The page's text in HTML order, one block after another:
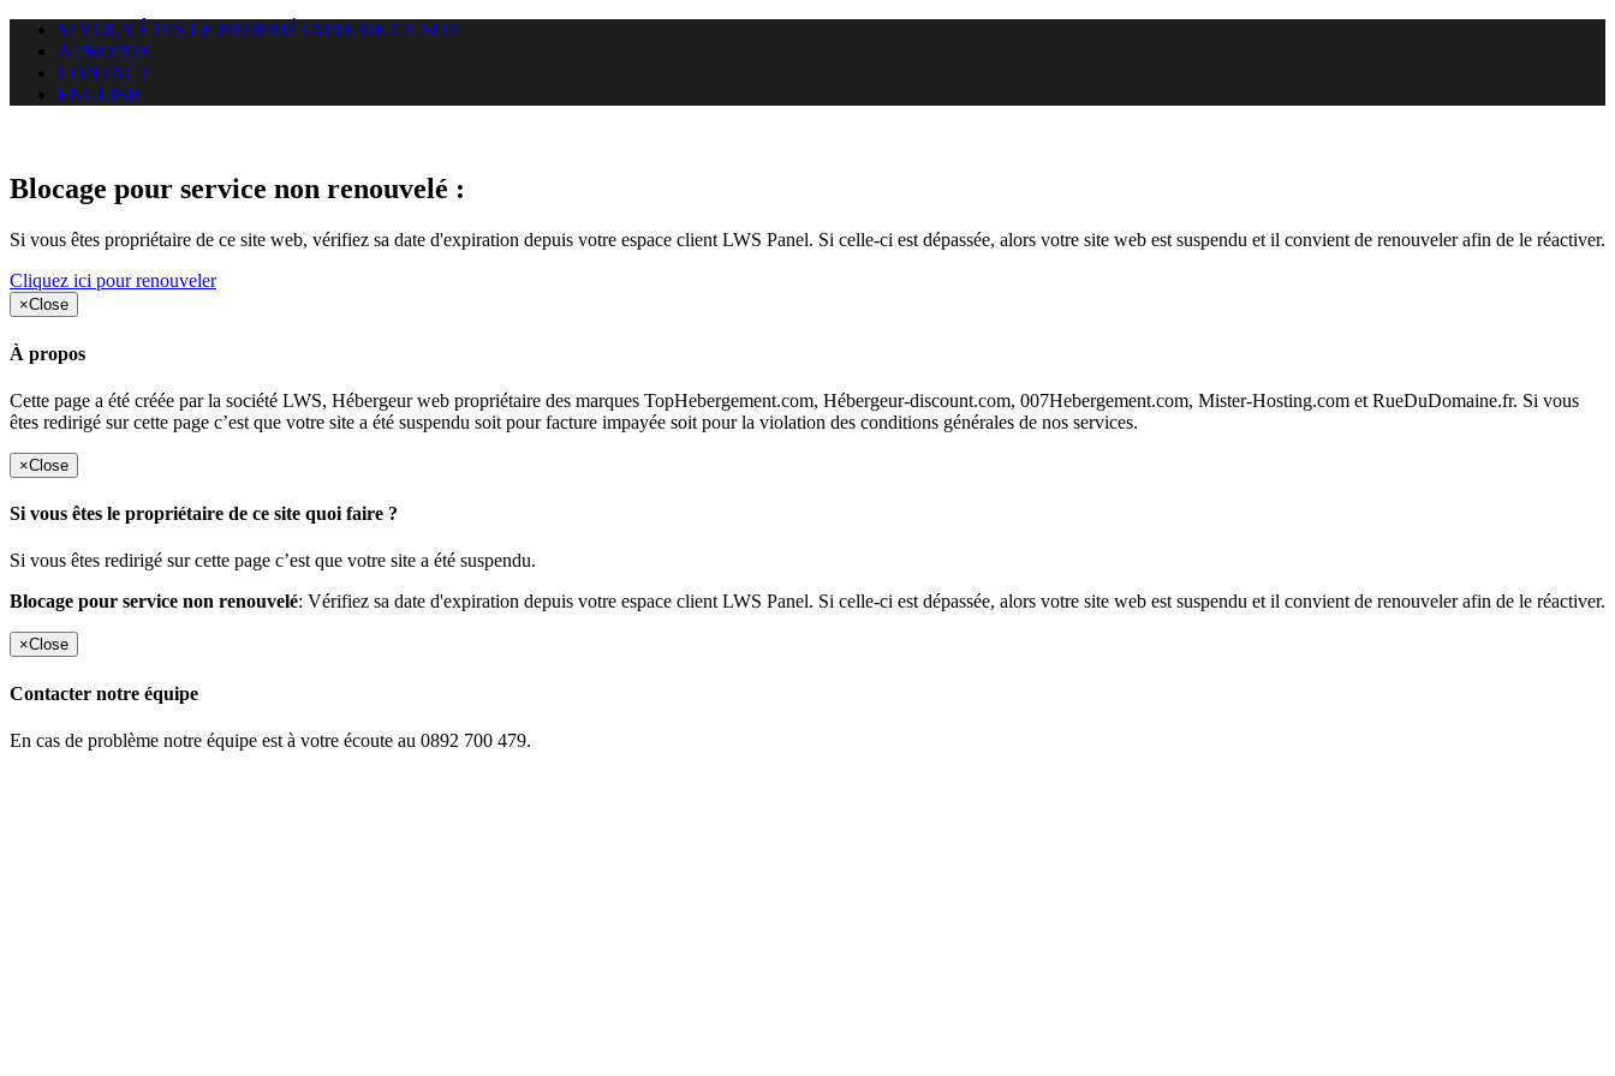
SI VOUS ÊTES LE PROPRIÉTAIRE DE CE SITE
A PROPOS
CONTACT
ENGLISH
Blocage pour service non renouvelé :
Si vous êtes propriétaire de ce site web, vérifiez sa date d'expiration depuis votre espace client LWS Panel. Si celle-ci est dépassée, alors votre site web est suspendu et il convient de renouveler afin de le réactiver.
Cliquez ici pour renouveler
×Close
À propos
Cette page a été créée par la société LWS, Hébergeur web propriétaire des marques TopHebergement.com, Hébergeur-discount.com, 007Hebergement.com, Mister-Hosting.com et RueDuDomaine.fr. Si vous
êtes redirigé sur cette page c’est que votre site a été suspendu soit pour facture impayée soit pour la violation des conditions générales de nos services.
×Close
Si vous êtes le propriétaire de ce site quoi faire ?
Si vous êtes redirigé sur cette page c’est que votre site a été suspendu.
Blocage pour service non renouvelé: Vérifiez sa date d'expiration depuis votre espace client LWS Panel. Si celle-ci est dépassée, alors votre site web est suspendu et il convient de renouveler afin de le réactiver.
×Close
Contacter notre équipe
En cas de problème notre équipe est à votre écoute au 0892 700 479.